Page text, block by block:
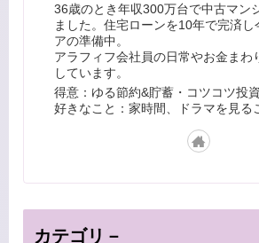
36歳のとき年収300万台で中古マン
ました。住宅ローンを10年で完済し
アの準備中。
アラフィフ会社員の日常やお金まわ
しています。
得意：ゆる節約&貯蓄・コツコツ投資
好きなこと：家時間、ドラマを見る
カテゴリ－